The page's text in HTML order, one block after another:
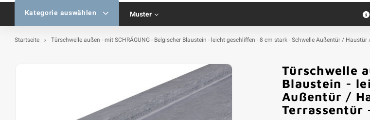
Kategorie auswählen Muster
Startseite Türschwelle außen - mit SCHRÄGUNG - Belgischer Blaustein - leicht geschliffen - 8 cm stark - Schwelle Außentür /
Türschwelle
Blaustein -
Außentür /
Terrassentür